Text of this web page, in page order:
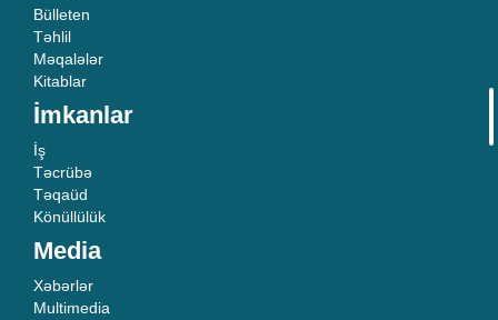
Bülleten
Təhlil
Məqalələr
Kitablar
İmkanlar
İş
Təcrübə
Təqaüd
Könüllülük
Media
Xəbərlər
Multimedia